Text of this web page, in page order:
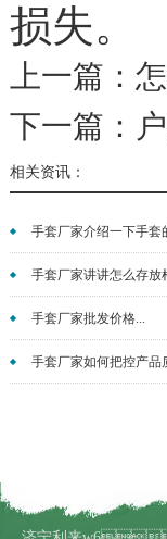
损失。
上一篇：
下一篇：
相关资讯：
手套厂家介绍一下手套
手套厂家讲讲怎么存放
手套厂家批发价格...
手套厂家如何把控产品